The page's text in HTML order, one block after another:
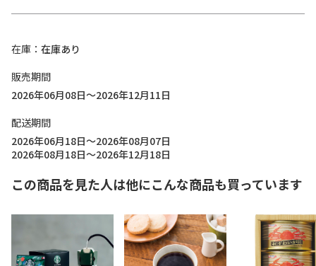
在庫
在庫あり
販売期間
2026年06月08日～2026年12月11日
配送期間
2026年06月18日～2026年08月07日
2026年08月18日～2026年12月18日
この商品を見た人は他にこんな商品も買っています